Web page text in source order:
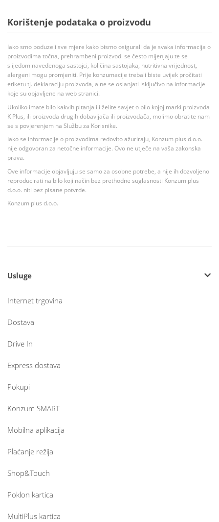
Korištenje podataka o proizvodu
Iako smo poduzeli sve mjere kako bismo osigurali da je svaka informacija o
proizvodima točna, prehrambeni proizvodi se često mijenjaju te se
slijedom navedenoga sastojci, količina sastojaka, nutritivna vrijednost,
alergeni mogu promjeniti. Prije konzumacije trebali biste uvijek pročitati
etiketu tj. deklaraciju proizvoda, a ne se oslanjati isključivo na informacije
koje su objavljene na web stranici.
Ukoliko imate bilo kakvih pitanja ili želite savjet o bilo kojoj marki proizvoda
K Plus, ili proizvoda drugih dobavljača ili proizvođača, molimo obratite nam
se s povjerenjem na Službu za Korisnike.
Iako se informacije o proizvodima redovito ažuriraju, Konzum plus d.o.o.
nije odgovoran za netočne informacije. Ovo ne utječe na vaša zakonska
prava.
Ove informacije objavljuju se samo za osobne potrebe, a nije ih dozvoljeno
reproducirati na bilo koji način bez prethodne suglasnosti Konzum plus
d.o.o. niti bez pisane potvrde.
Konzum plus d.o.o.
Usluge
Internet trgovina
Dostava
Drive In
Express dostava
Pokupi
Konzum SMART
Mobilna aplikacija
Plaćanje režija
Shop&Touch
Poklon kartica
MultiPlus kartica